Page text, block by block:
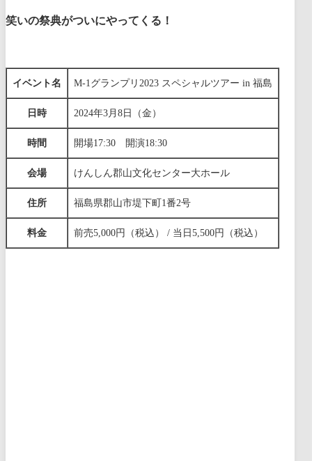
笑いの祭典がついにやってくる！
イベント名 M-1グランプリ2023 スペシャルツアー in 福島
日時 2024年3月8日（金）
時間 開場17:30 開演18:30
会場 けんしん郡山文化センター大ホール
住所 福島県郡山市堤下町1番2号
料金 前売5,000円（税込） / 当日5,500円（税込）